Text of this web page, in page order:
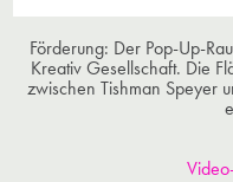
Förderung: Der Pop-Up-
Kreativ Gesellschaft. Die
zwischen Tishman Speyer